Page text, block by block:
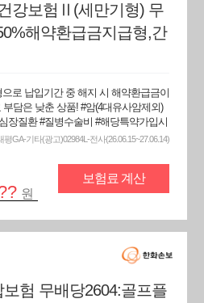
강보험Ⅱ(세만기형) 무
해약환급금지급형,간
로 납입기간 중 해지 시 해약환급금이
담은 낮춘 상품! #암(4대유사암제외)
장질환 #질병수술비 #해당특약가입시
평GA-기타(광고)02984L-전사(26.06.15~27.06.14)
원
보험료 계산
험 무배당2604:골프플